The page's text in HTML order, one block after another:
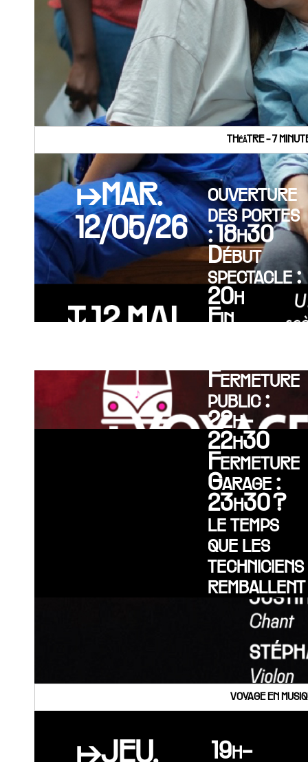
THéâTRE - 7
↦MAR.
12/05/26
ouverture
des portes
: 18h30
Début
spectacle :
20h
Fin
Fermeture
public :
22h-
22h30
Fermeture
Garage :
23h30 ?
le temps
que les
techniciens
remballent
VOYAGE EN
↦JEU.
19h-